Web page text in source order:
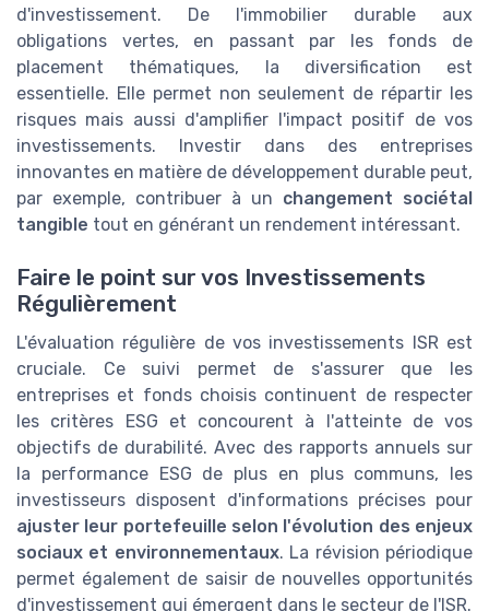
d'investissement. De l'immobilier durable aux
obligations vertes, en passant par les fonds de
placement thématiques, la diversification est
essentielle. Elle permet non seulement de répartir les
risques mais aussi d'amplifier l'impact positif de vos
investissements. Investir dans des entreprises
innovantes en matière de développement durable peut,
par exemple, contribuer à un changement sociétal
tangible tout en générant un rendement intéressant.
Faire le point sur vos Investissements
Régulièrement
L'évaluation régulière de vos investissements ISR est
cruciale. Ce suivi permet de s'assurer que les
entreprises et fonds choisis continuent de respecter
les critères ESG et concourent à l'atteinte de vos
objectifs de durabilité. Avec des rapports annuels sur
la performance ESG de plus en plus communs, les
investisseurs disposent d'informations précises pour
ajuster leur portefeuille selon l'évolution des enjeux
sociaux et environnementaux. La révision périodique
permet également de saisir de nouvelles opportunités
d'investissement qui émergent dans le secteur de l'ISR.